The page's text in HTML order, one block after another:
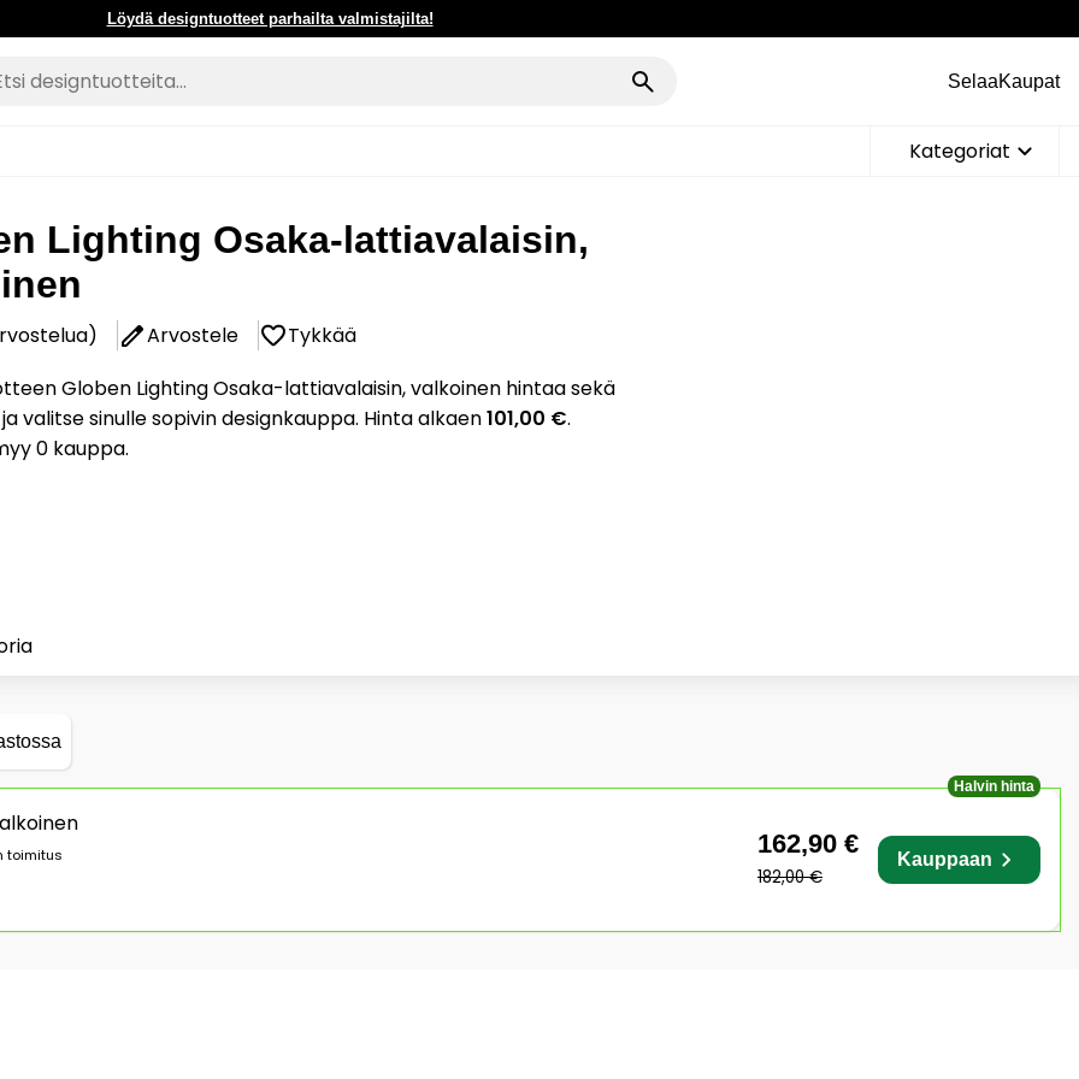
Löydä designtuotteet parhailta valmistajilta!
SelaaKaupat
Kategoriat
Lighting Osaka-lattiavalaisin,
Arvostele
Tykkää
Globen Lighting Osaka-lattiavalaisin, valkoinen hintaa sekä
valitse sinulle sopivin designkauppa. Hinta alkaen101,00 €.
0 kauppa.
Halvin hinta
toimitus 162,90 €
182,00 €
Kauppaan